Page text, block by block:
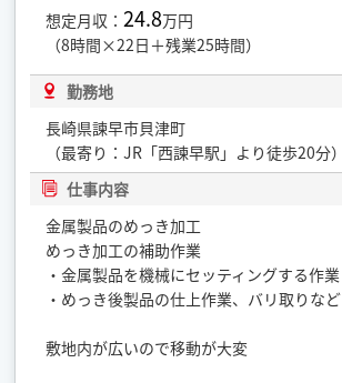
想定月収：24.8万円
（8時間×22日＋残業25時間）
勤務地
長崎県諫早市貝津町
（最寄り：JR「西諫早駅」より徒歩20分）
仕事内容
金属製品のめっき加工
めっき加工の補助作業
・金属製品を機械にセッティングする作業
・めっき後製品の仕上作業、バリ取りなど
敷地内が広いので移動が大変